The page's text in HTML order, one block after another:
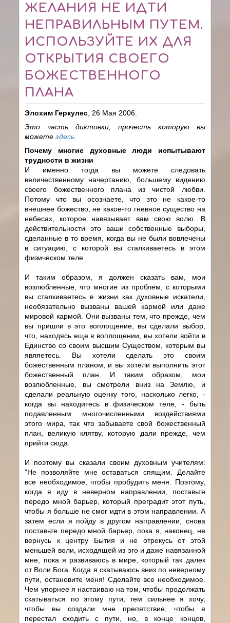
ЖЕЛАНИЯ НЕ ИДТИ
НЕПРАВИЛЬНЫМ ПУТЕМ.
ИСПОЛЬЗУЙТЕ ИХ ДЛЯ
ОТКРЫТИЯ СВОЕГО
БОЖЕСТВЕННОГО
ПЛАНА
Элохим Геркулес , 26 Мая 2006.
Это часть диктовки, прочесть которую вы
можетездесь.
Почему многие духовные люди испытывают
трудности в жизни
И именно тогда вы можете следовать
величественному начертанию, большему видению
своего божественного плана из чистой любви.
Потому что вы осознаете, что это не какое-то
внешнее божество, не какое-то гневное существо на
небесах, которое навязывает вам свою волю. В
действительности это ваши собственные выборы,
сделанные в то время, когда вы не были вовлечены
в ситуацию, с которой вы сталкиваетесь в этом
физическом теле.
И таким образом, я должен сказать вам, мои
возлюбленные, что многие из проблем, с которыми
вы сталкиваетесь в жизни как духовные искатели,
необязательно вызваны вашей кармой или даже
мировой кармой. Они вызваны тем, что прежде, чем
вы пришли в это воплощение, вы сделали выбор,
что, находясь еще в воплощении, вы хотели войти в
Единство со своим высшим Существом, которым вы
являетесь. Вы хотели сделать это своим
божественным планом, и вы хотели выполнить этот
божественный план. И таким образом, мои
возлюбленные, вы смотрели вниз на Землю, и
сделали реальную оценку того, насколько легко, -
когда вы находитесь в физическом теле, - быть
подавленным многочисленными воздействиями
этого мира, так что забываете свой божественный
план, великую клятву, которую дали прежде, чем
прийти сюда.
И поэтому вы сказали своим духовным учителям:
"Не позволяйте мне оставаться спящим. Делайте
все необходимое, чтобы пробудить меня. Поэтому,
когда я иду в неверном направлении, поставьте
передо мной барьер, который преградит этот путь,
чтобы я больше не смог идти в этом направлении. А
затем если я пойду в другом направлении, снова
поставьте передо мной барьер, пока я, наконец, не
вернусь к центру Бытия и не отрекусь от этой
меньшей воли, исходящей из эго и даже навязанной
мне, пока я развиваюсь в мире, который так далек
от Воли Бога. Когда я скатываюсь вниз по неверному
пути, остановите меня! Сделайте все необходимое.
Чем упорнее я настаиваю на том, чтобы продолжать
скатываться по этому пути, тем сильнее я хочу,
чтобы вы создали мне препятствие, чтобы я
перестал сходить с пути, но, в конце концов,